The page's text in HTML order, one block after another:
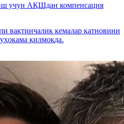
учун АҚШдан компенсация
вақтинчалик кемалар қатновини
қилмоқда.